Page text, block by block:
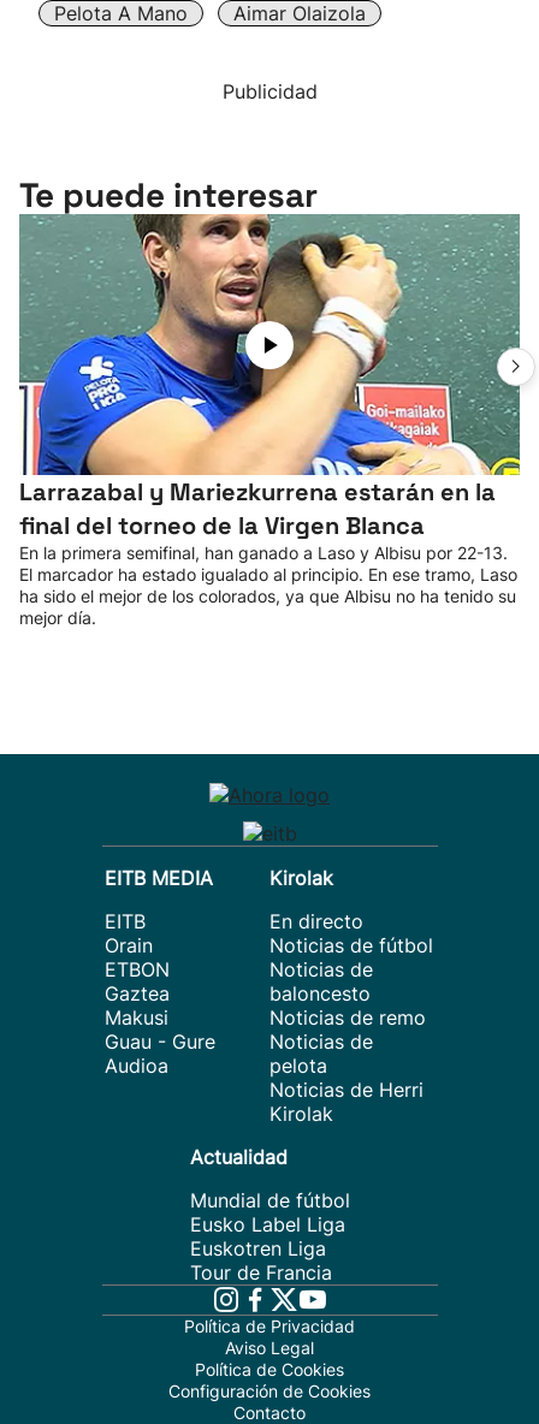
Pelota A Mano Aimar Olaizola
Publicidad
Te puede interesar
Larrazabal y Mariezkurrena estarán en la
final del torneo de la Virgen Blanca
En la primera semifinal, han ganado a Laso y Albisu por 22-13.
El marcador ha estado igualado al principio. En ese tramo, Laso
ha sido el mejor de los colorados, ya que Albisu no ha tenido su
mejor día.
EITB MEDIA
EITB
Orain
ETBON
Gaztea
Makusi
Guau - Gure
Audioa
Kirolak
En directo
Noticias de fútbol
Noticias de
baloncesto
Noticias de remo
Noticias de
pelota
Noticias de Herri
Kirolak
Actualidad
Mundial de fútbol
Eusko Label Liga
Euskotren Liga
Tour de Francia
Política de Privacidad
Aviso Legal
Política de Cookies
Configuración de Cookies
Contacto